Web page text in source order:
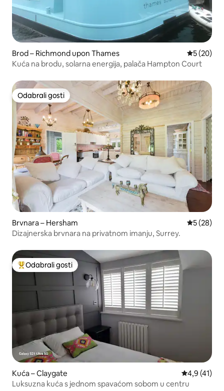
Brod – Richmond upon Thames Prosječna
5 (20)
Kuća na brodu, solarna energija, palača Hampton Court
Odabrali gosti
Odabrali gosti
Brvnara – Hersham Prosječna
5 (28)
Dizajnerska brvnara na privatnom imanju, Surrey.
Među najviše rangiranima s oznakom „Odabrali gosti”
Odabrali gosti
Kuća – Claygate Prosječna
4,9 (41)
Luksuzna kuća s jednom spavaćom sobom u centru